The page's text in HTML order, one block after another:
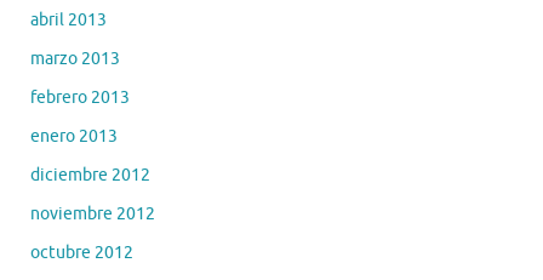
abril 2013
marzo 2013
febrero 2013
enero 2013
diciembre 2012
noviembre 2012
octubre 2012